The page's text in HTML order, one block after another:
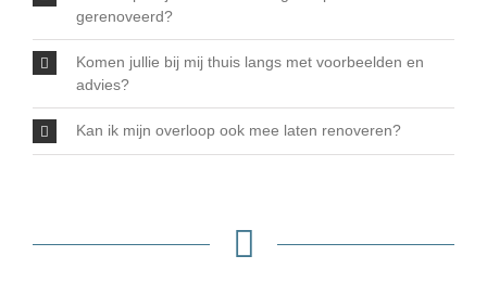
gerenoveerd?
Komen jullie bij mij thuis langs met voorbeelden en
advies?
Kan ik mijn overloop ook mee laten renoveren?